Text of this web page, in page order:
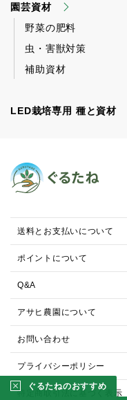
園芸資材
野菜の肥料
虫・害獣対策
補助資材
LED栽培専用 種と資材
送料とお支払いについて
ポイントについて
Q&A
アサヒ農園について
お問い合わせ
プライバシーポリシー
特定商取引法に基づく表示
ぐるたねのおすすめ